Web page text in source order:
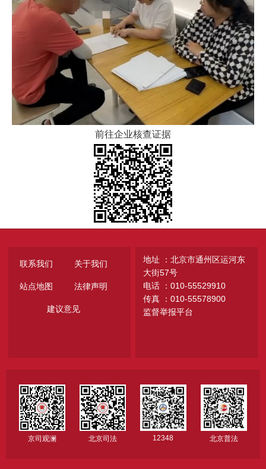
前往企业核查证据
联系我们 关于我们
站点地图 法律声明
建议意见
地址 ：北京市通州区运河东
大街57号
电话 ：010-55529910
传真 ：010-55578900
监督举报平台
京司观澜 北京司法 12348 北京普法